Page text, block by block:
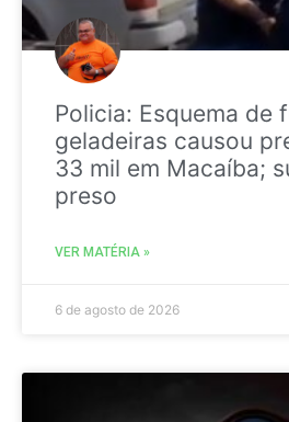
Policia: Esquema de
geladeiras causou
33 mil em Macaíba;
preso
VER MATÉRIA »
6 de agosto de 2026